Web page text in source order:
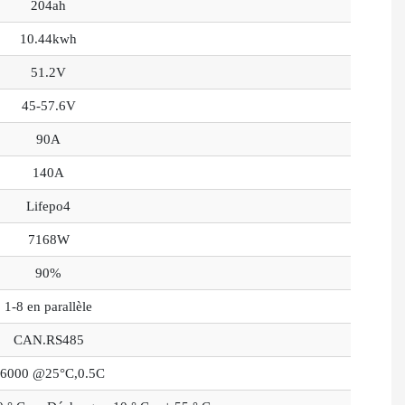
204ah
10.44kwh
51.2V
45-57.6V
90A
140A
Lifepo4
7168W
90%
1-8 en parallèle
CAN.RS485
@25°C,0.5C